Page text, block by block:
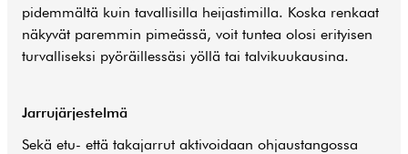
pidemmältä kuin tavallisilla heijastimilla. Koska renkaat
näkyvät paremmin pimeässä, voit tuntea olosi erityisen
turvalliseksi pyöräillessäsi yöllä tai talvikuukausina.
Jarrujärjestelmä
Sekä etu- että takajarrut aktivoidaan ohjaustangossa